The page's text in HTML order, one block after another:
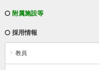
附属施設等
採用情報
教員